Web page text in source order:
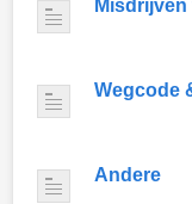
Wegcode
Andere